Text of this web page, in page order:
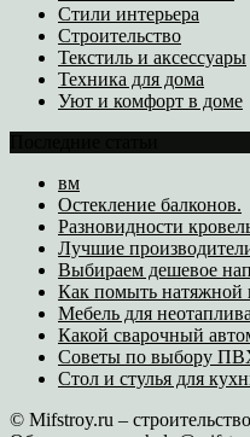
Стили интерьера
Строительство
Текстиль и аксессуары
Техника для дома
Уют и комфорт в доме
вм
Остекление балконов.
Разновидности
Лучшие
Выбираем дешевое
Как помыть натяжной
Мебель для
Какой сварочный
Советы по выбору
Стол и стулья для
© Mifstroy.ru –